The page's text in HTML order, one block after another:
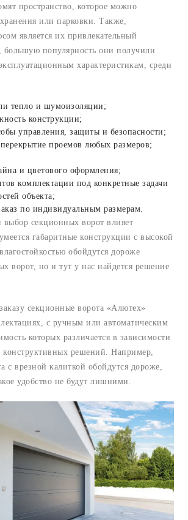
пространство, которое можно
или парковки. Также,
является их привлекательный
популярность они получили
характеристикам, среди
тепло и шумоизоляции;
конструкции;
управления, защиты и безопасности;
проемов любых размеров;
и цветового оформления;
комплектации под конкретные задачи
объекта;
по индивидуальным размерам.
выбор секционных ворот влияет
габаритные конструкции с высокой
обойдутся дороже
ворот, но и тут у нас найдется решение
секционные ворота «Алютех»
с ручным или автоматическим
которых различается в зависимости
конструктивных решений. Например,
с врезной калиткой обойдутся дороже,
удобство не будут лишними.